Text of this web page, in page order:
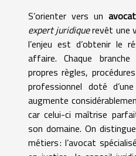
S’orienter vers un
expert juridiquerevêt une
l’enjeu est d’obtenir le
affaire. Chaque
propres règles,
professionnel doté d’une
augmente
car celui-ci maîtrise
son domaine. On
métiers : l’avocat